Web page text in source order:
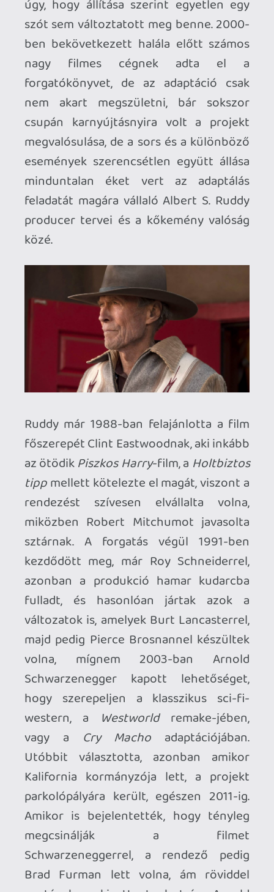
Ruddy már 1988-ban felajánlotta a film
főszerepét Clint Eastwoodnak, aki inkább
az ötödik
Piszkos Harry -film, a Holtbiztos
tippmellett kötelezte el magát, viszont a
rendezést szívesen elvállalta volna,
miközben Robert Mitchumot javasolta
sztárnak. A forgatás végül 1991-ben
kezdődött meg, már Roy Schneiderrel,
azonban a produkció hamar kudarcba
fulladt, és hasonlóan jártak azok a
változatok is, amelyek Burt Lancasterrel,
majd pedig Pierce Brosnannel készültek
volna, mígnem 2003-ban Arnold
Schwarzenegger kapott lehetőséget,
hogy szerepeljen a klasszikus sci-fi-
western, a
vagy a
Kalifornia kormányzója lett, a projekt
parkolópályára került, egészen 2011-ig.
Amikor is bejelentették, hogy tényleg
megcsinálják a filmet
Schwarzeneggerrel, a rendező pedig
Brad Furman lett volna, ám röviddel
azután, hogy kipattant a botrány Arnold
házasságtöréséről és az egy évtizeddel
korábban született házasságon kívüli
Csaknem újabb tíz év kellett ahhoz, hogy
aCry Machoújra a tervezőasztalra
kerüljön, ám a hányattatott sorsú filmet
ezúttal valóban sikerült legyártani, a
kilencedik x-en túllépett Clint
Eastwooddal, aki most is, mint általában, a
magát. Több se kellett a közönség
figyelmének felkeltéséhez, és tekintve a
film nem mindennapi kálváriáját, bizton
kijelenthető, hogy innen igencsak szép
lett volna nyerni.
A problémák azonban már rögtön a
koncepciónál kiütköznek. Papíron aCry
Macho-nak nem csak egy sima
adaptációnak kellett lennie, hanem egy
melankolikus és intim szerzői
műfajfilmnek, amelyben az egyik utolsó,
még ma is elképesztően aktív hollywoodi
legenda (aki tegyük hozzá, idén töltötte
be a 91. életévét) visszatekint több mint
félévszázados, kisebb-nagyobb
döccenőkkel tarkított, de még így is vitán